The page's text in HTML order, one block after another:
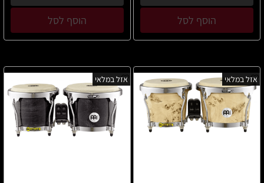
הוסף לסל הוסף לסל
אזל במלאי אזל במלאי